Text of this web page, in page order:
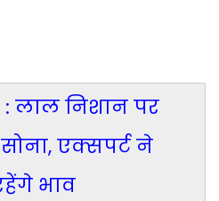
: लाल निशान पर
एक्सपर्ट ने
भाव